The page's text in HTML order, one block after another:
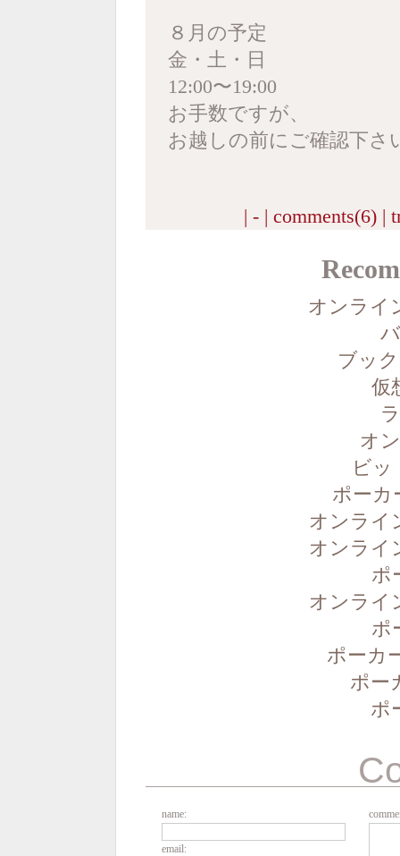
８月の予定
金・土・日
12:00〜19:00
お手数ですが、
お越しの前にご確認下さ
| - | comments(6) |
オンライ
ブッ
仮
オ
ビ
ポーカ
オンライ
オンライ
ポ
オンライ
ポ
ポーカ
ポー
ポ
name:
email: